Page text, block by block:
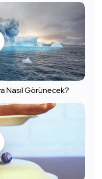
Nasıl Görünecek?